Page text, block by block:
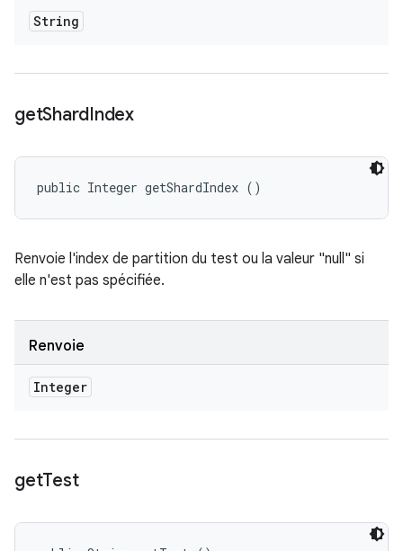
String
getShardIndex
public Integer getShardIndex ()
Renvoie l'index de partition du test ou la valeur "null" si
elle n'est pas spécifiée.
Renvoie
Integer
getTest